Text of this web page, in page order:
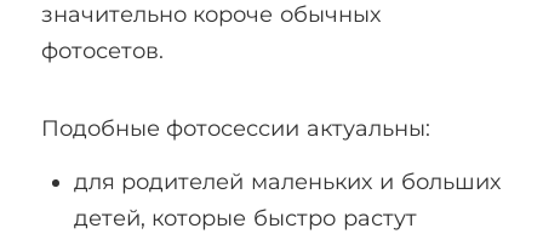
значительно короче обычных
фотосетов.
Подобные фотосессии актуальны:
для родителей маленьких и больших
детей, которые быстро растут